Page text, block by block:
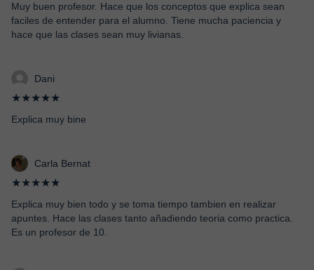
Muy buen profesor. Hace que los conceptos que explica sean
faciles de entender para el alumno. Tiene mucha paciencia y
hace que las clases sean muy livianas.
Dani
★★★★★
Explica muy bine
Carla Bernat
★★★★★
Explica muy bien todo y se toma tiempo tambien en realizar
apuntes. Hace las clases tanto añadiendo teoria como practica.
Es un profesor de 10.